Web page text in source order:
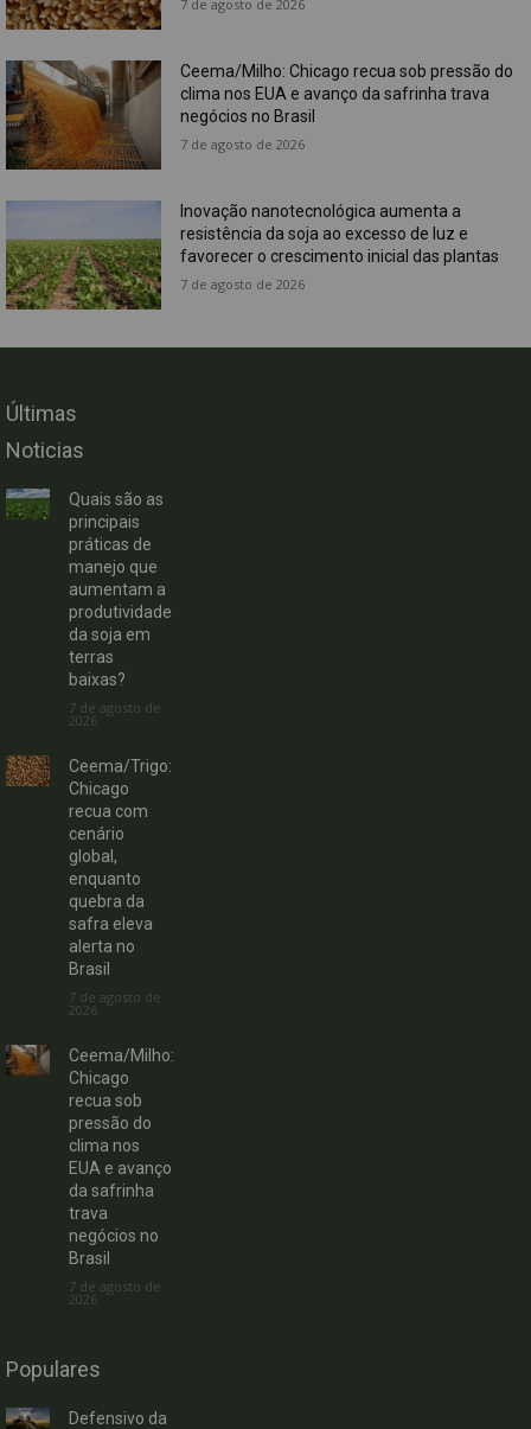
7 de agosto de 2026
Ceema/Milho: Chicago recua sob pressão do
clima nos EUA e avanço da safrinha trava
negócios no Brasil
7 de agosto de 2026
Inovação nanotecnológica aumenta a
resistência da soja ao excesso de luz e
favorecer o crescimento inicial das plantas
7 de agosto de 2026
Últimas
Noticias
Quais são as
principais
práticas de
manejo que
aumentam a
produtividade
da soja em
terras
baixas?
7 de agosto de
2026
Ceema/Trigo:
Chicago
recua com
cenário
global,
enquanto
quebra da
safra eleva
alerta no
Brasil
7 de agosto de
2026
Ceema/Milho:
Chicago
recua sob
pressão do
clima nos
EUA e avanço
da safrinha
trava
negócios no
Brasil
7 de agosto de
2026
Populares
Defensivo da